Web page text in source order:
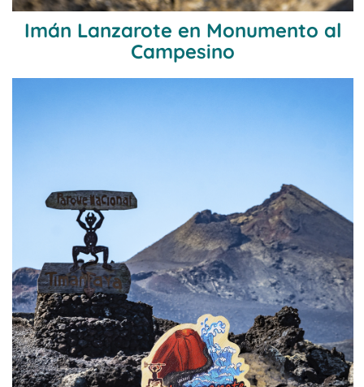
Imán Lanzarote en Monumento al
Campesino